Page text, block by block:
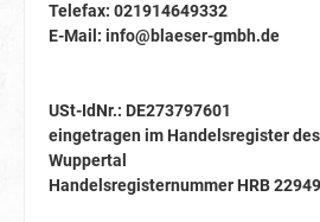
Telefax: 021914649332
E-Mail: info@blaeser-gmbh.de
USt-IdNr.: DE273797601
eingetragen im Handelsregister
Wuppertal
Handelsregisternummer HRB 22949